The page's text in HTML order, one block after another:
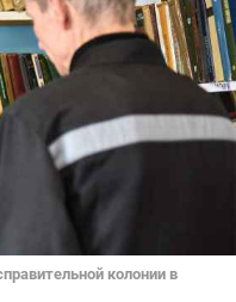
колонии в